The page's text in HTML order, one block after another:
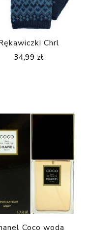
Chrl
34,99 zł
Coco woda